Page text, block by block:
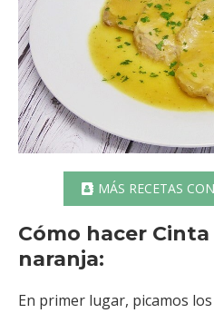
MÁS RECETAS
Cómo hacer
naranja:
En primer lugar, picamos